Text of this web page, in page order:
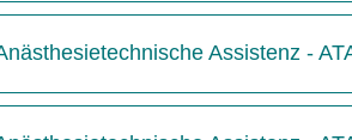
Assistenz -